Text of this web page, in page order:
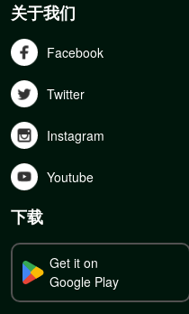
关于我们
Facebook
Twitter
Instagram
Youtube
下载
Get it on
Google Play